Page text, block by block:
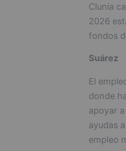
Clunia
2026
fondos
Suárez
El
donde
apoyar
ayudas
empleo